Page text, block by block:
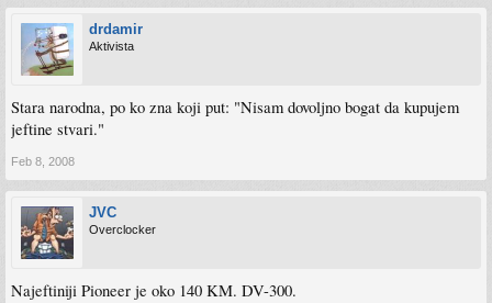
drdamir
Aktivista
Stara narodna, po ko zna koji put: "Nisam dovoljno bogat da kupujem
jeftine stvari."
Feb 8, 2008
JVC
Overclocker
Najeftiniji Pioneer je oko 140 KM. DV-300.